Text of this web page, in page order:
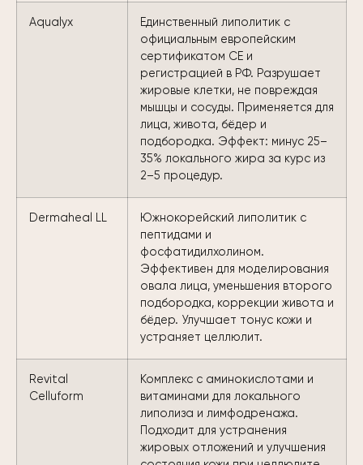
Aqualyx
Единственный липолитик с
официальным европейским
сертификатом CE и
регистрацией в РФ. Разрушает
жировые клетки, не повреждая
мышцы и сосуды. Применяется для
лица, живота, бёдер и
подбородка. Эффект: минус 25–
35% локального жира за курс из
2–5 процедур.
Dermaheal LL
Южнокорейский липолитик с
пептидами и
фосфатидилхолином.
Эффективен для моделирования
овала лица, уменьшения второго
подбородка, коррекции живота и
бёдер. Улучшает тонус кожи и
устраняет целлюлит.
Revital
Celluform
Комплекс с аминокислотами и
витаминами для локального
липолиза и лимфодренажа.
Подходит для устранения
жировых отложений и улучшения